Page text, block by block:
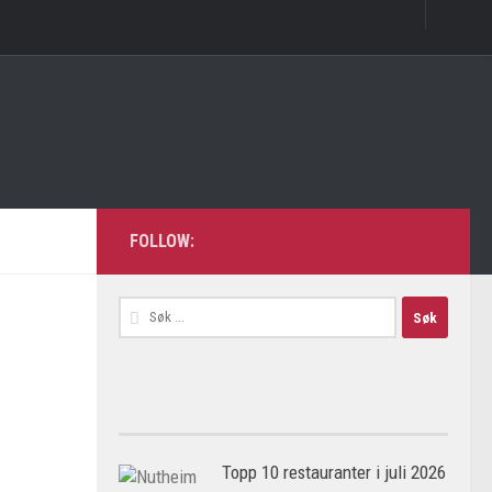
FOLLOW:
Søk
etter:
Topp 10 restauranter i juli 2026